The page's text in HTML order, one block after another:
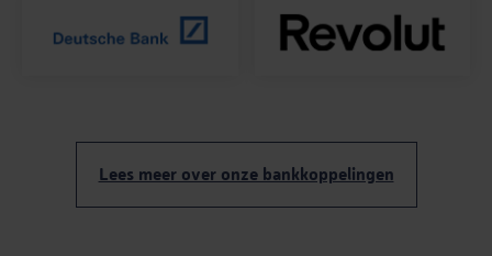
Lees meer over onze bankkoppelingen